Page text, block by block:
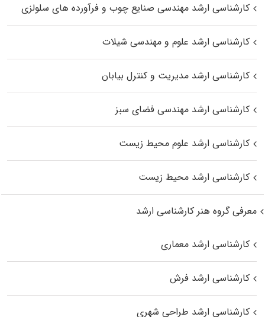
کارشناسی ارشد مهندسی صنایع چوب و فرآورده‌ های سلولزی
کارشناسی ارشد علوم و مهندسی شیلات
کارشناسی ارشد مدیریت و کنترل بیابان
کارشناسی ارشد مهندسی فضای سبز
کارشناسی ارشد علوم محیط‌ زیست
کارشناسی ارشد محیط زیست
معرفی گروه هنر کارشناسی ارشد
کارشناسی ارشد معماری
کارشناسی ارشد فرش
کارشناسی ارشد طراحی شهری